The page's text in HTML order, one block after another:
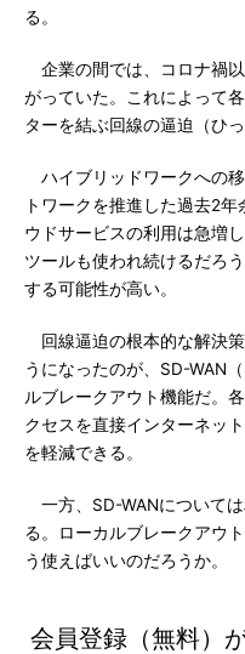
る。
企業の間では、コロナ禍
がっていた。これによって
ターを結ぶ回線の逼迫（ひ
ハイブリッドワークへの
トワークを推進した過去2
ウドサービスの利用は急増
ツールも使われ続けるだろ
する可能性が高い。
回線逼迫の根本的な解決
うになったのが、SD-WAN
ルブレークアウト機能だ。
クセスを直接インターネッ
を軽減できる。
一方、SD-WANについて
る。ローカルブレークアウ
う使えばいいのだろうか。
会員登録（無料）